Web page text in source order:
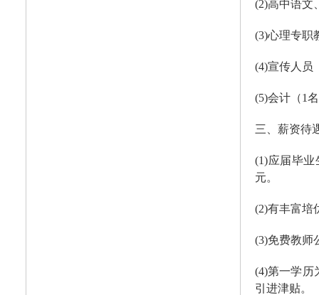
(2)高中语文
(3)心理专职
(4)宣传人员
(5)会计（1
三、薪资待
(1)应届毕业
元。
(2)有丰富培
(3)免费教师
(4)第一学历
引进津贴。